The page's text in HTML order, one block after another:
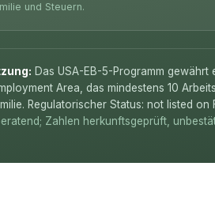
und Steuern.
Das USA-EB-5-Programm
Area, das mindestens 10
Regulatorischer Status: not listed on
Zahlen herkunftsgeprüft,